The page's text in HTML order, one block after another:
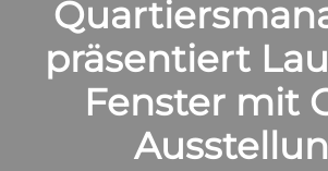
präsentiert
Fenster mit